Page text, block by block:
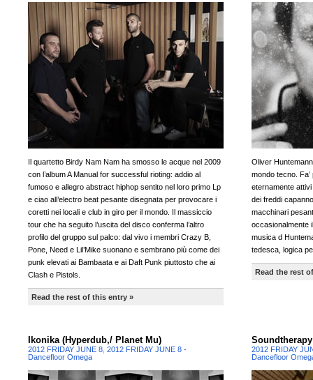
Il quartetto Birdy Nam Nam ha smosso le acque nel 2009
con l’album A Manual for successful rioting: addio al
fumoso e allegro abstract hiphop sentito nel loro primo Lp
e ciao all’electro beat pesante disegnata per provocare i
coretti nei locali e club in giro per il mondo. Il massiccio
tour che ha seguito l’uscita del disco conferma l’altro
profilo del gruppo sul palco: dal vivo i membri Crazy B,
Pone, Need e Lil’Mike suonano e sembrano più come dei
punk elevati ai Bambaata e ai Daft Punk piuttosto che ai
Clash e Pistols.
Read the rest of this entry »
Oliver
mondo tecno.
eternamente
dei freddi
macchinari
occasionalmente
musica d
tedesca, logica
Read the rest
Ikonika (Hyperdub,/ Planet Mu)
2012 FRIDAY JUNE 8 2012 FRIDAY JUNE 8 -
Dancefloor Omega
2012 FRIDAY
Dancefloor